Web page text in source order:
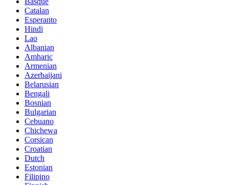
Catalan
Esperanto
Hindi
Lao
Albanian
Amharic
Armenian
Azerbaijani
Belarusian
Bengali
Bosnian
Bulgarian
Cebuano
Chichewa
Corsican
Croatian
Dutch
Estonian
Filipino